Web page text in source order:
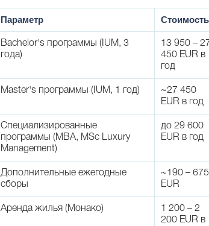
Параметр Стоимость
Bachelor's программы (IUM, 3
года)
13 950 –
450 EUR в
год
Master's программы (IUM, 1 год)
~27 450
EUR в год
Специализированные
программы (MBA, MSc Luxury
Management)
до 29 600
EUR в год
Дополнительные ежегодные
сборы
~190 – 675
EUR
Аренда жилья (Монако)
1 200 – 2
200 EUR в